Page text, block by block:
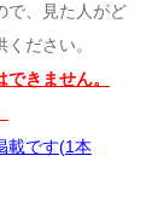
で、見た人がど
ださい。
きません。
載です(1本